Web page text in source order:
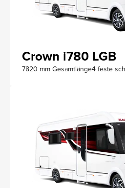
Crown i780 LGB
7820 mm Gesamtlänge4 feste